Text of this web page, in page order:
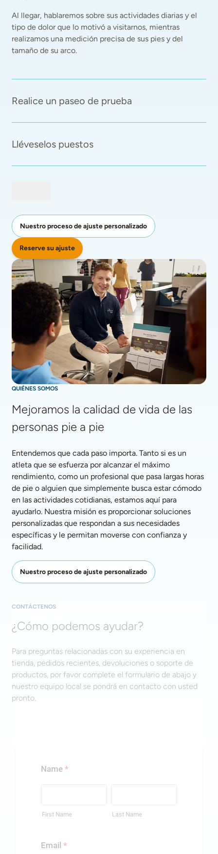
Al llegar, hablaremos sobre sus actividades diarias y el
tipo de dolor que lo motivó a visitarnos, mientras
realizamos una medición precisa de sus pies y del
tamaño de su arco.
Realice un paseo de prueba
Lléveselos puestos
Nuestro proceso de ajuste personalizado
Reserve su ajuste
QUIÉNES SOMOS
Mejoramos la calidad de vida de las
personas pie a pie
Entendemos que cada paso importa. Tanto si es un
atleta que se esfuerza por alcanzar el máximo
rendimiento, como un profesional que pasa largas horas
de pie o alguien que simplemente busca estar cómodo
en las actividades cotidianas, estamos aquí para
ayudarlo. Nuestra misión es proporcionar soluciones
personalizadas que respondan a sus necesidades
específicas y le permitan moverse con confianza y
facilidad.
Nuestro proceso de ajuste personalizado
CONTÁCTENOS
¿Cómo podemos ayudar?
Para preguntas relacionadas con su experiencia en
tienda, pedidos recientes, devoluciones o soporte de
productos, por favor complete el formulario de abajo y
nuestro equipo local se pondrá en contacto con usted
pronto.